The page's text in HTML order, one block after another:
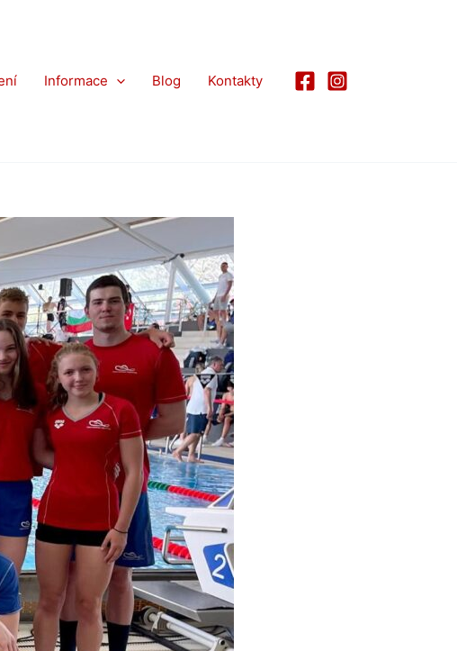
Informace Blog Kontakty